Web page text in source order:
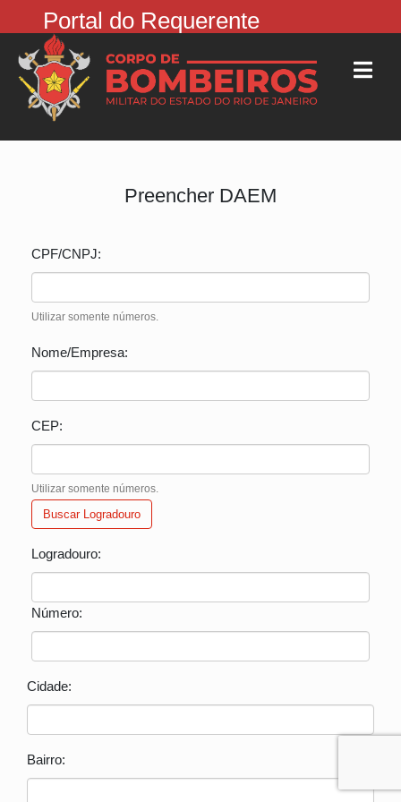
Portal do Requerente
Preencher DAEM
CPF/CNPJ:
Utilizar somente números.
Nome/Empresa:
CEP:
Utilizar somente números.
Buscar Logradouro
Logradouro:
Número:
Cidade:
Bairro: